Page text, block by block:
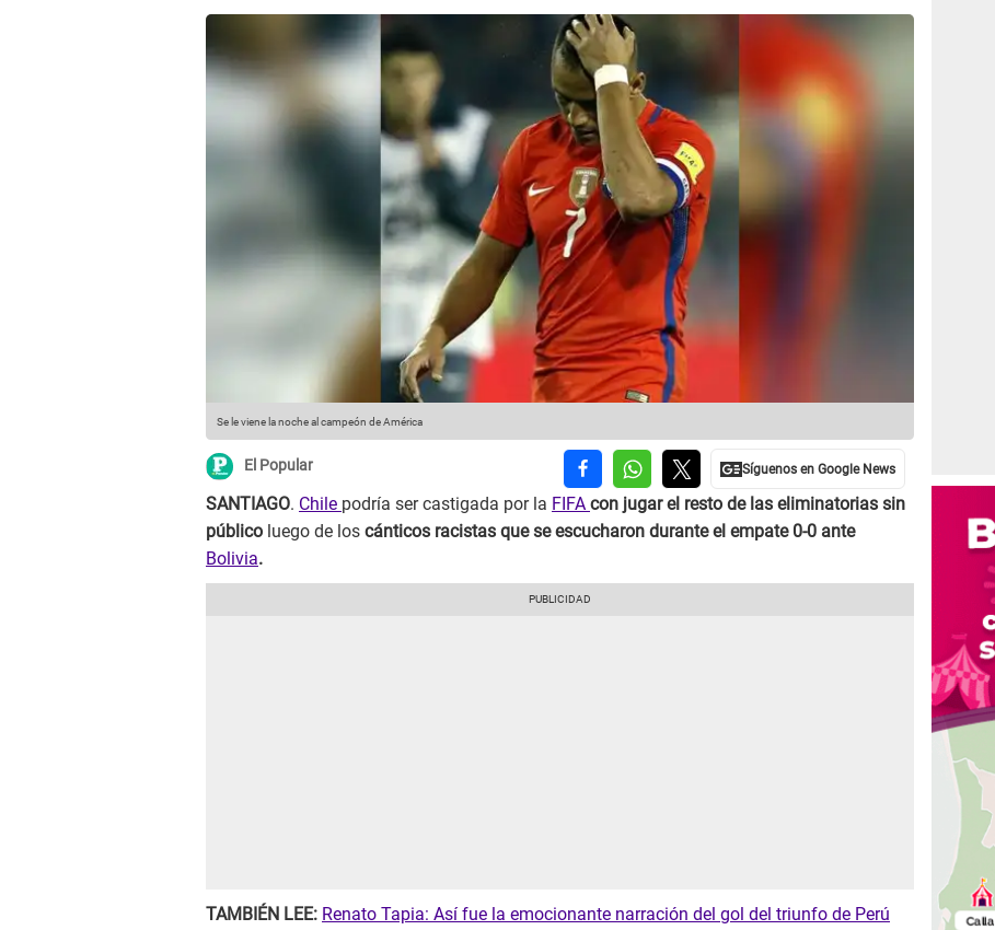
Se le viene la noche al campeón de América
El Popular
SANTIAGO. Chile podría ser castigada por la FIFA con jugar el resto de las eliminatorias sin
público luego de los cánticos racistas que se escucharon durante el empate 0-0 ante
Bolivia.
TAMBIÉN LEE: Renato Tapia: Así fue la emocionante narración del gol del triunfo de Perú